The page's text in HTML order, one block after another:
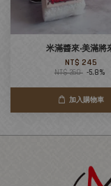
米滿醬來‧美滿將
NT$ 245
NT$ 260 -5.8%
加入購物車